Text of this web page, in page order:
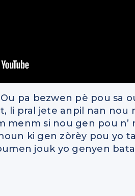
Ou pa bezwen pè pou sa
li pral jete anpil nan nou
menm si nou gen pou n’
ki gen zòrèy pou yo
jouk yo genyen